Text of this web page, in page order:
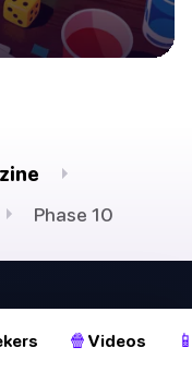
🍿 Videos
Phase 10
👋IJsbrekers